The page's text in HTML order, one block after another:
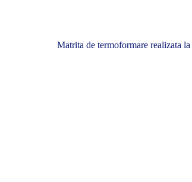
Matrita de termoformare realizata la